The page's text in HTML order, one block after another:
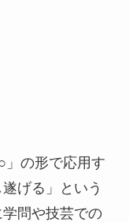
」の形で応用す
げる」という
問や技芸での